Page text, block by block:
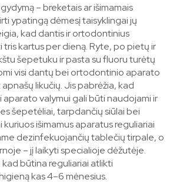
– breketais ar išimamais
ypatingą dėmesį taisyklingai jų
kad dantis ir ortodontinius
kartus per dieną. Ryte, po pietų ir
šepetuku ir pasta su fluoru turėtų
visi dantų bei ortodontinio aparato
likučių. Jis pabrėžia, kad
valymui gali būti naudojami ir
šepetėliai, tarpdančių siūlai bei
kuriuos išimamus aparatus reguliariai
dezinfekuojančių tablečių tirpale, o
– jį laikyti specialioje dėžutėje.
būtina reguliariai atlikti
kas 4–6 mėnesius.